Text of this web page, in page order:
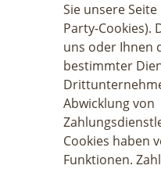
Sie unsere
Party-Cookies).
uns oder Ihnen
bestimmter
Abwicklung von
Cookies haben
Funktionen.